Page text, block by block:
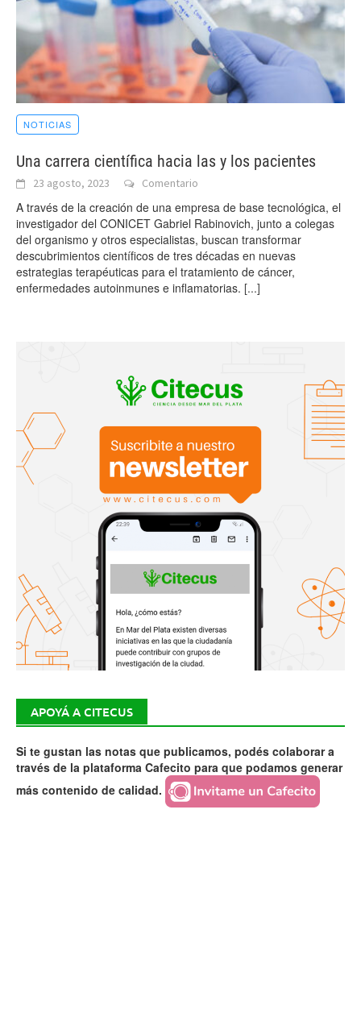
NOTICIAS
Una carrera científica hacia las y los pacientes
23 agosto, 2023 Comentario
A través de la creación de una empresa de base tecnológica, el
investigador del CONICET Gabriel Rabinovich, junto a colegas
del organismo y otros especialistas, buscan transformar
descubrimientos científicos de tres décadas en nuevas
estrategias terapéuticas para el tratamiento de cáncer,
enfermedades autoinmunes e inflamatorias. [...]
APOYÁ A CITECUS
Si te gustan las notas que publicamos, podés colaborar a
través de la plataforma Cafecito para que podamos generar
más contenido de calidad.